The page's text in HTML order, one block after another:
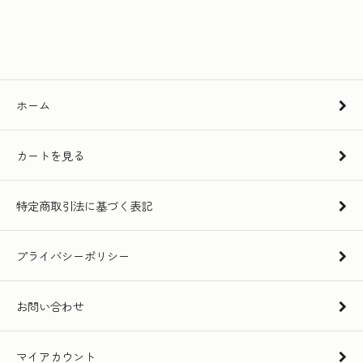
ホーム
カートを見る
特定商取引法に基づく表記
プライバシーポリシー
お問い合わせ
マイアカウント